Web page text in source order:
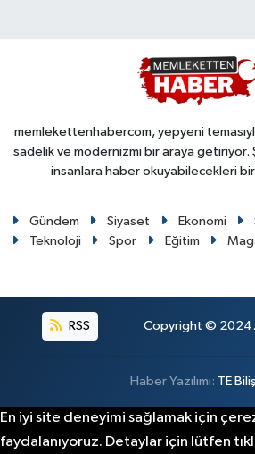
memlekettenhabercom, yepyeni
sadelik ve modernizmi bir araya getiriyor.
insanlara haber okuyabilecekleri bir
Gündem Siyaset Ekonomi
Teknoloji
Spor Eğitim
RSS Copyright © 2024.
Haber Yazılımı: TE
En iyi site deneyimi sağlamak için
faydalanıyoruz. Detaylar için lütfen